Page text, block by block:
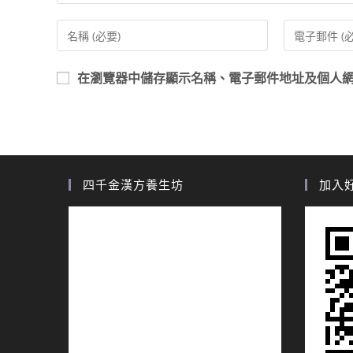
在瀏覽器中儲存顯示名稱、電子郵件地址及個人
四千金漢方養生坊 加入